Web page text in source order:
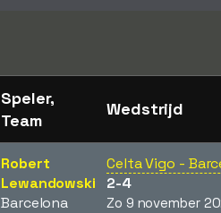
Speler,
Team
Wedstrijd
Robert
Lewandowski
Barcelona
Celta Vigo -
2-4
Zo 9 november